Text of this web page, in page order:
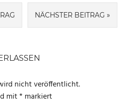
NÄCHSTER BEITRAG
nicht veröffentlicht.
mit* markiert